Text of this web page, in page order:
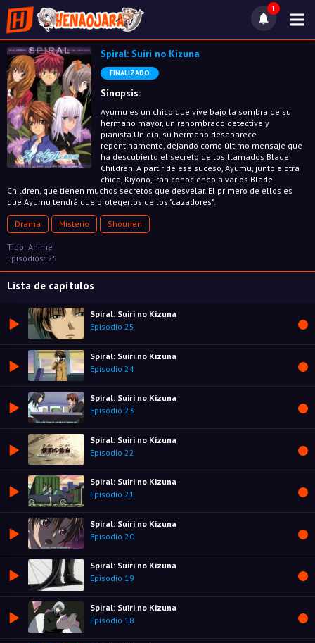
1
Spiral: Suiri no Kizuna
FINALIZADO
Sinopsis:
Ayumu es un chico que vive bajo la sombra de su
hermano mayor, un renombrado detective y
pianista.Un día, su hermano desaparece
repentinamente, dejando como último mensaje que
ha descubierto el secreto de los llamados Blade
Children. A partir de ese suceso, Ayumu, junto a otra
chica, Kiyono, irán conociendo a varios Blade
Children, que tienen muchos secretos que desvelar. El primero de ellos es
que Ayumu tendrá que protegerlos de los "cazadores".
Drama Misterio Shounen
Tipo: Anime
Episodios: 25
Lista de capítulos
Spiral: Suiri no Kizuna
Episodio 25
Spiral: Suiri no Kizuna
Episodio 24
Spiral: Suiri no Kizuna
Episodio 23
Spiral: Suiri no Kizuna
Episodio 22
Spiral: Suiri no Kizuna
Episodio 21
Spiral: Suiri no Kizuna
Episodio 20
Spiral: Suiri no Kizuna
Episodio 19
Spiral: Suiri no Kizuna
Episodio 18